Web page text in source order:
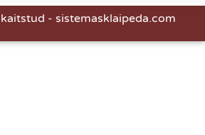
- sistemasklaipeda.com